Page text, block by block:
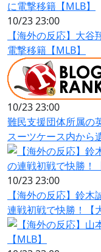
10/23 23:00
【海外の反応】大
電撃移籍【MLB】
10/23 23:00
難民支援団体所属の
スーツケース内から
10/23 23:00
【海外の反応】鈴
連戦初戦で快勝！【